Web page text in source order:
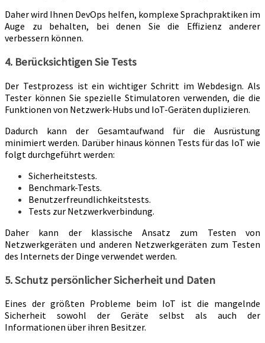
Daher wird Ihnen DevOps helfen, komplexe Sprachpraktiken im
Auge zu behalten, bei denen Sie die Effizienz anderer
verbessern können.
4. Berücksichtigen Sie Tests
Der Testprozess ist ein wichtiger Schritt im Webdesign. Als
Tester können Sie spezielle Stimulatoren verwenden, die die
Funktionen von Netzwerk-Hubs und IoT-Geräten duplizieren.
Dadurch kann der Gesamtaufwand für die Ausrüstung
minimiert werden. Darüber hinaus können Tests für das IoT wie
folgt durchgeführt werden:
Sicherheitstests.
Benchmark-Tests.
Benutzerfreundlichkeitstests.
Tests zur Netzwerkverbindung.
Daher kann der klassische Ansatz zum Testen von
Netzwerkgeräten und anderen Netzwerkgeräten zum Testen
des Internets der Dinge verwendet werden.
5. Schutz persönlicher Sicherheit und Daten
Eines der größten Probleme beim IoT ist die mangelnde
Sicherheit sowohl der Geräte selbst als auch der
Informationen über ihren Besitzer.